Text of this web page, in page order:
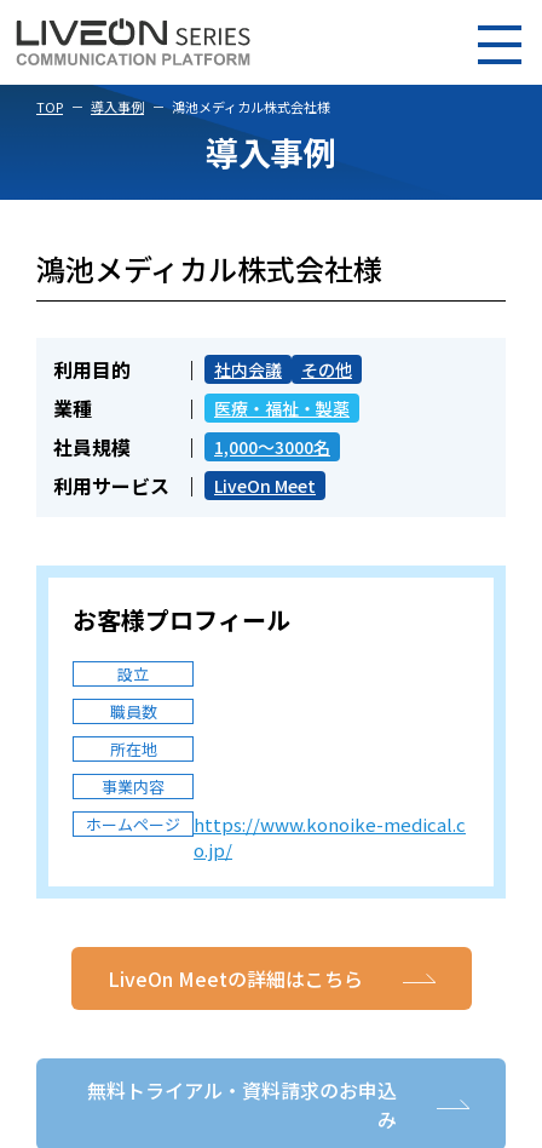
TOP 導入事例 鴻池メディカル株式会社様
導入事例
鴻池メディカル株式会社様
利用目的 社内会議 その他
業種 医療・福祉・製薬
社員規模 1,000～3000名
利用サービス LiveOn Meet
お客様プロフィール
設立
職員数
所在地
事業内容
ホームページ
https://www.konoike-medical.c
o.jp/
LiveOn Meetの詳細はこちら
無料トライアル・資料請求のお申込
み